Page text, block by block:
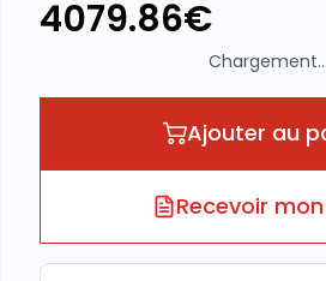
4079.86€
Chargement...
Ajouter au
Recevoir